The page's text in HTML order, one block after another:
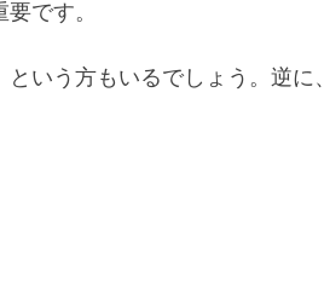
です。
いう方もいるでしょう。逆に、